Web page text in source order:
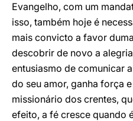
Evangelho, com um
isso, também hoje é
mais convicto a favor
descobrir de novo a
entusiasmo de comunicar
do seu amor, ganha força
missionário dos crentes,
efeito, a fé cresce quando